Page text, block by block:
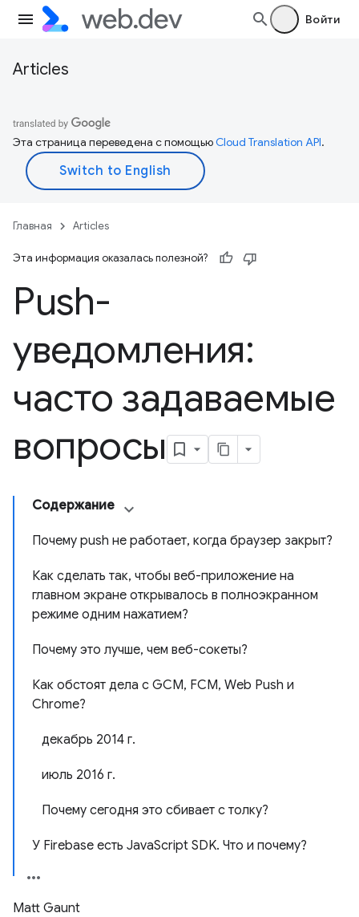
Войти
Articles
Эта страница переведена с помощьюCloud Translation API.
Главная Articles
Эта информация оказалась полезной?
Push-
уведомления:
часто задаваемые
вопросы
Содержание
Почему push не работает, когда браузер закрыт?
Как сделать так, чтобы веб-приложение на
главном экране открывалось в полноэкранном
режиме одним нажатием?
Почему это лучше, чем веб-сокеты?
Как обстоят дела с GCM, FCM, Web Push и
Chrome?
декабрь 2014 г.
июль 2016 г.
Почему сегодня это сбивает с толку?
У Firebase есть JavaScript SDK. Что и почему?
Matt Gaunt